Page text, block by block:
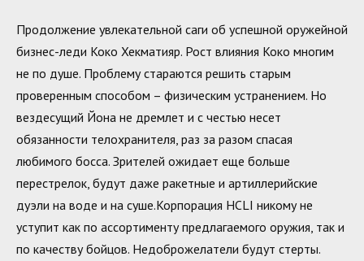
Продолжение увлекательной саги об успешной оружейной
бизнес-леди Коко Хекматияр. Рост влияния Коко многим
не по душе. Проблему стараются решить старым
проверенным способом – физическим устранением. Но
вездесущий Йона не дремлет и с честью несет
обязанности телохранителя, раз за разом спасая
любимого босса. Зрителей ожидает еще больше
перестрелок, будут даже ракетные и артиллерийские
дуэли на воде и на суше.Корпорация HCLI никому не
уступит как по ассортименту предлагаемого оружия, так и
по качеству бойцов. Недоброжелатели будут стерты.